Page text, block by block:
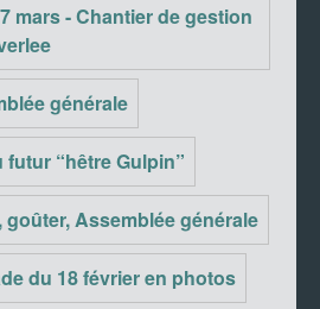
mars - Chantier de gestion
générale
futur “hêtre Gulpin”
goûter, Assemblée générale
du 18 février en photos